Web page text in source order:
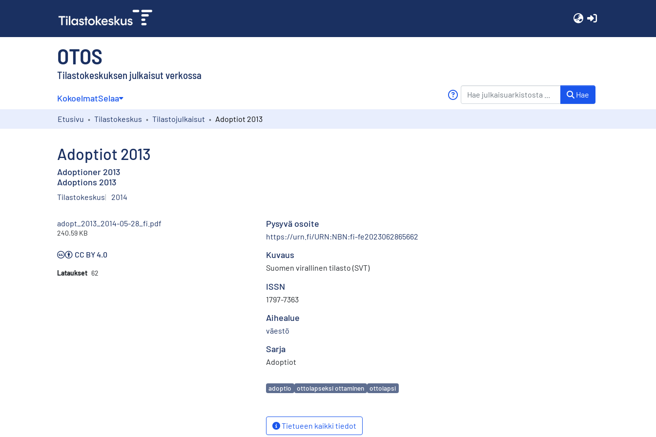
OTOS
Tilastokeskuksen julkaisut verkossa
KokoelmatSelaa Hae
Etusivu Tilastokeskus Tilastojulkaisut Adoptiot 2013
Adoptiot 2013
Adoptioner 2013
Adoptions 2013
Tilastokeskus 2014
adopt_2013_2014-05-28_fi.pdf
240.59 KB
CC BY 4.0
Lataukset 62
Pysyvä osoite
https://urn.fi/URN:NBN:fi-fe2023062865662
Kuvaus
Suomen virallinen tilasto (SVT)
ISSN
1797-7363
Aihealue
väestö
Sarja
Adoptiot
Avainsanat
adoptio ottolapseksi ottaminen ottolapsi
Tietueen kaikki tiedot